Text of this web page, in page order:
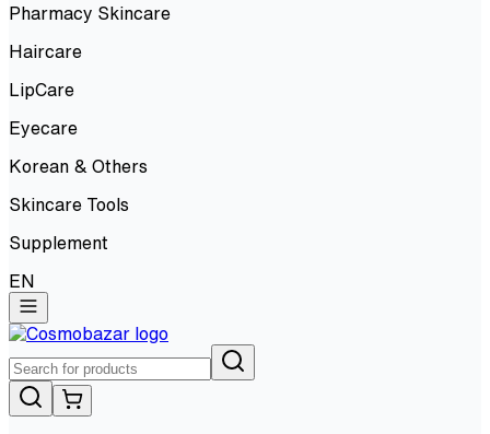
Pharmacy Skincare
Haircare
LipCare
Eyecare
Korean & Others
Skincare Tools
Supplement
EN